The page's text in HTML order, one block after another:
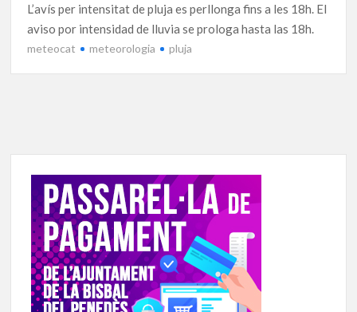
L’avís per intensitat de pluja es perllonga fins a les 18h. El
aviso por intensidad de lluvia se prologa hasta las 18h.
meteocat meteorologia pluja